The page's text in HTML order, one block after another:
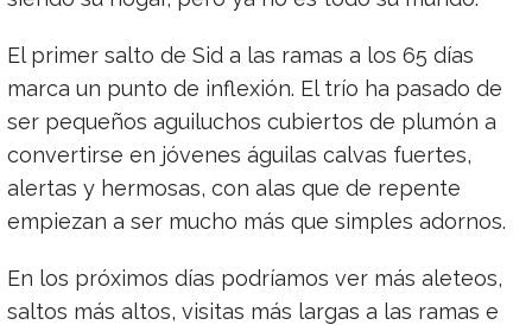
El primer salto de Sid a las ramas a los 65 días
marca un punto de inflexión. El trío ha pasado de
ser pequeños aguiluchos cubiertos de plumón a
convertirse en jóvenes águilas calvas fuertes,
alertas y hermosas, con alas que de repente
empiezan a ser mucho más que simples adornos.
En los próximos días podríamos ver más aleteos,
saltos más altos, visitas más largas a las ramas e